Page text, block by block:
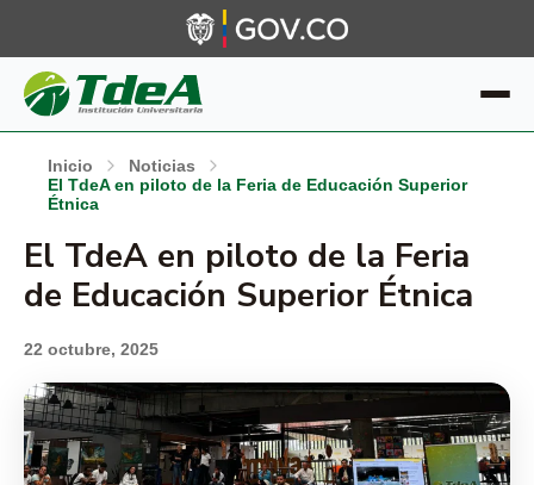
Inicio
Noticias
El TdeA en piloto de la Feria de Educación Superior
Étnica
El TdeA en piloto de la Feria
de Educación Superior Étnica
22 octubre, 2025